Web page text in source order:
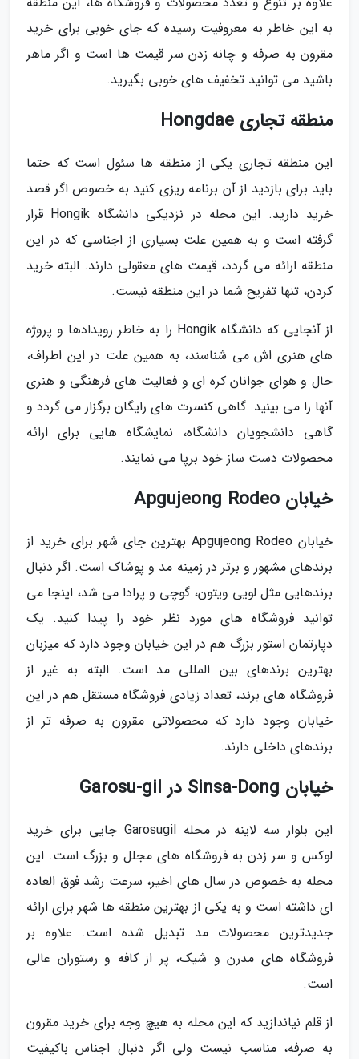
به این خاطر به معروفیت رسیده که جای خوبی برای خرید
مقرون به صرفه و چانه زدن سر قیمت ها است و اگر ماهر
باشید می توانید تخفیف های خوبی بگیرید.
منطقه تجاری Hongdae
این منطقه تجاری یکی از منطقه ها سئول است که حتما
باید برای بازدید از آن برنامه ریزی کنید به خصوص اگر قصد
خرید دارید. این محله در نزدیکی دانشگاه Hongik قرار
گرفته است و به همین علت بسیاری از اجناسی که در این
منطقه ارائه می گردد، قیمت های معقولی دارند. البته خرید
کردن، تنها تفریح شما در این منطقه نیست.
از آنجایی که دانشگاه Hongik را به خاطر رویدادها و پروژه
های هنری اش می شناسند، به همین علت در این اطراف،
حال و هوای جوانان کره ای و فعالیت های فرهنگی و هنری
آنها را می بینید. گاهی کنسرت های رایگان برگزار می گردد و
گاهی دانشجویان دانشگاه، نمایشگاه هایی برای ارائه
محصولات دست ساز خود برپا می نمایند.
خیابان Apgujeong Rodeo
خیابان Apgujeong Rodeo بهترین جای شهر برای خرید از
برندهای مشهور و برتر در زمینه مد و پوشاک است. اگر دنبال
برندهایی مثل لویی ویتون، گوچی و پرادا می شد، اینجا می
توانید فروشگاه های مورد نظر خود را پیدا کنید. یک
دپارتمان استور بزرگ هم در این خیابان وجود دارد که میزبان
بهترین برندهای بین المللی مد است. البته به غیر از
فروشگاه های برند، تعداد زیادی فروشگاه مستقل هم در این
خیابان وجود دارد که محصولاتی مقرون به صرفه تر از
برندهای داخلی دارند.
خیابان Sinsa-Dong در Garosu-gil
این بلوار سه لاینه در محله Garosugil جایی برای خرید
لوکس و سر زدن به فروشگاه های مجلل و بزرگ است. این
محله به خصوص در سال های اخیر، سرعت رشد فوق العاده
ای داشته است و به یکی از بهترین منطقه ها شهر برای ارائه
جدیدترین محصولات مد تبدیل شده است. علاوه بر
فروشگاه های مدرن و شیک، پر از کافه و رستوران عالی
است.
از قلم نیاندازید که این محله به هیچ وجه برای خرید مقرون
به صرفه، مناسب نیست ولی اگر دنبال اجناس باکیفیت